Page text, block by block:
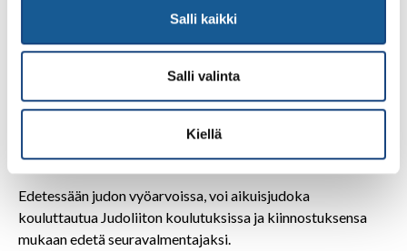
Salli kaikki
Salli valinta
Kiellä
lähinnä harjoituksen intensiteetissä, jonka jokainen voi
kuntojudossa sovittaa omiin lähtökohtiinsa sopivaksi.
Judon Kata on harjoittelu- ja kilpailumuoto, jossa
keskitytään erilaisiin judon tekniikoihin. Se on usealle
aikuisharrastajalle kiinnostavaa itsensä kehittämisen
kannalta. Kata on myös kilpailulaji, jossa voi edetä
aikuisenakin jopa kansainväliselle tasolle saakka.
Edetessään judon vyöarvoissa, voi aikuisjudoka
kouluttautua Judoliiton koulutuksissa ja kiinnostuksensa
mukaan edetä seuravalmentajaksi.